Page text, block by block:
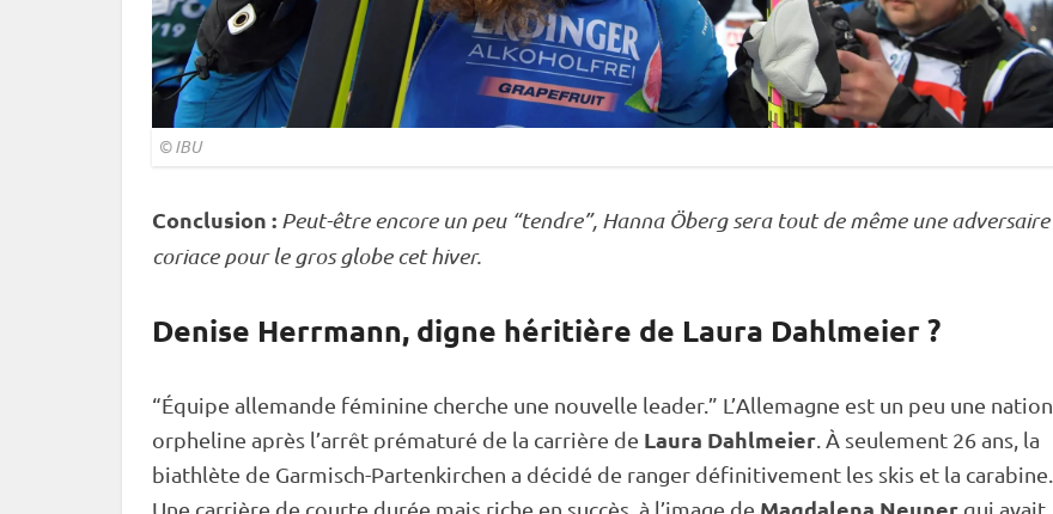
©IBU
Conclusion : Peut-être encore un peu “tendre”, Hanna Öberg sera tout de même une adversaire
coriace pour le gros globe cet hiver.
Denise Herrmann, digne héritière de Laura Dahlmeier ?
“Équipe allemande féminine cherche une nouvelle leader.” L’Allemagne est un peu une nation
orpheline après l’arrêt prématuré de la carrière de Laura Dahlmeier . À seulement 26 ans, la
biathlète de Garmisch-Partenkirchen a décidé de ranger définitivement les skis et la carabine
Une carrière de courte durée mais riche en succès, à l’image de
qui avait